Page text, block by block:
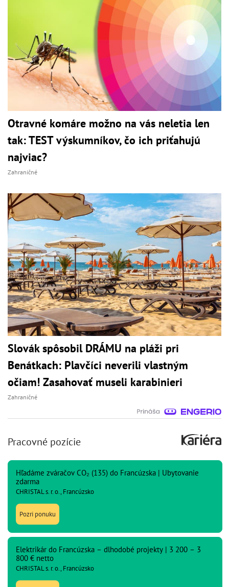
Otravné komáre možno na vás neletia len
tak: TEST výskumníkov, čo ich priťahujú
najviac?
Zahraničné
Slovák spôsobil DRÁMU na pláži pri
Benátkach: Plavčíci neverili vlastným
očiam! Zasahovať museli karabinieri
Zahraničné
Pracovné pozície
Hľadáme zváračov CO₂ (135) do Francúzska | Ubytovanie
zdarma
CHRISTAL s. r. o., Francúzsko
Pozri ponuku
Elektrikár do Francúzska – dlhodobé projekty | 3 200 – 3
800 € netto
CHRISTAL s. r. o., Francúzsko